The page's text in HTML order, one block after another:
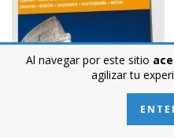
Al navegar por este sitio
agilizar tu